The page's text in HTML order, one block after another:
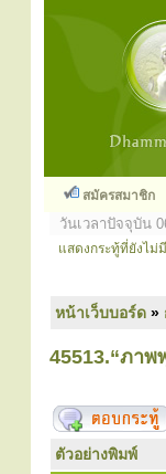
สมัครสมาชิก
วันเวลาปัจจุบัน
แสดงกระทู้ที่ยังไม่
หน้าเว็บบอร์ด »
45513.“ภา
ตัวอย่างพิมพ์